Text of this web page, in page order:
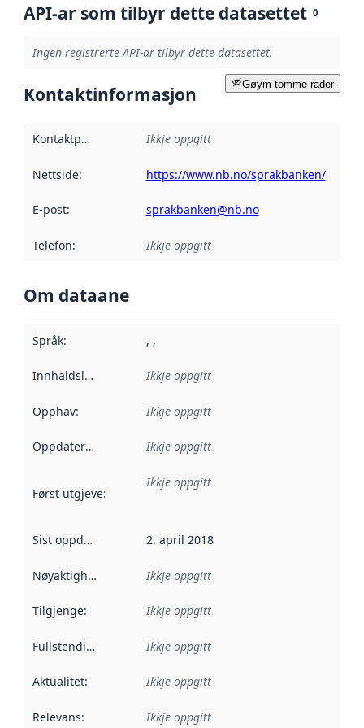
API-ar som tilbyr dette datasettet 0
Ingen registrerte API-ar tilbyr dette datasettet.
Gøym tomme rader
Kontaktinformasjon
Kontaktpunkt Ikkje oppgitt
Nettside: https://www.nb.no/sprakbanken/
E-post: sprakbanken@nb.no
Telefon: Ikkje oppgitt
Om dataane
Språk: , ,
Innhaldsleverandørar :
Ikkje oppgitt
Opphav: Ikkje oppgitt
Oppdateringsfrekvens :
Ikkje oppgitt
Først utgjeve: Denne datoen seier når dataa i dette
Ikkje oppgitt
Sist oppdatert 2. april 2018
Nøyaktigheit Ikkje oppgitt
Tilgjenge: Ikkje oppgitt
Fullstendigheit Ikkje oppgitt
Aktualitet: Ikkje oppgitt
Relevans: Ikkje oppgitt